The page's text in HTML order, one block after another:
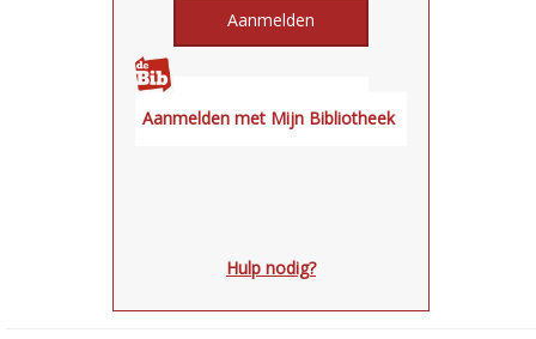
Hulp nodig?